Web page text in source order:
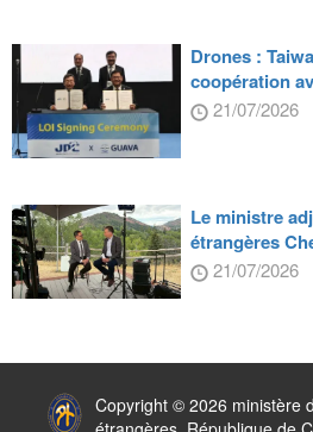
Drones :
coopération
21/07/2026
Le ministre
étrangères
21/07/2026
Copyright © 2026 ministère